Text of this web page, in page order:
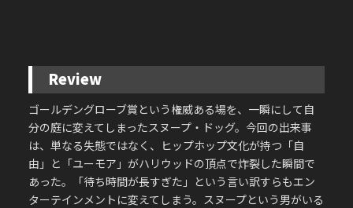
Review
ゴールデングローブ賞という権威ある場を、一瞬にして自
分の庭に変えてしまったスヌープ・ドッグ。今回の出来事
は、単なる失態ではなく、ヒップホップ文化が持つ「自
由」と「ユーモア」がハリウッドの頂点で炸裂した瞬間で
あった。
「待ち時間が長すぎた」という言い訳すらもエン
ターテインメントに変えてしまう。スヌープという男がいる